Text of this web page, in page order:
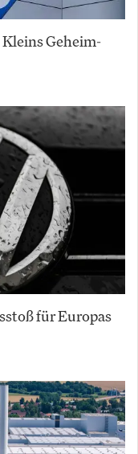
Geheim-
für Europas